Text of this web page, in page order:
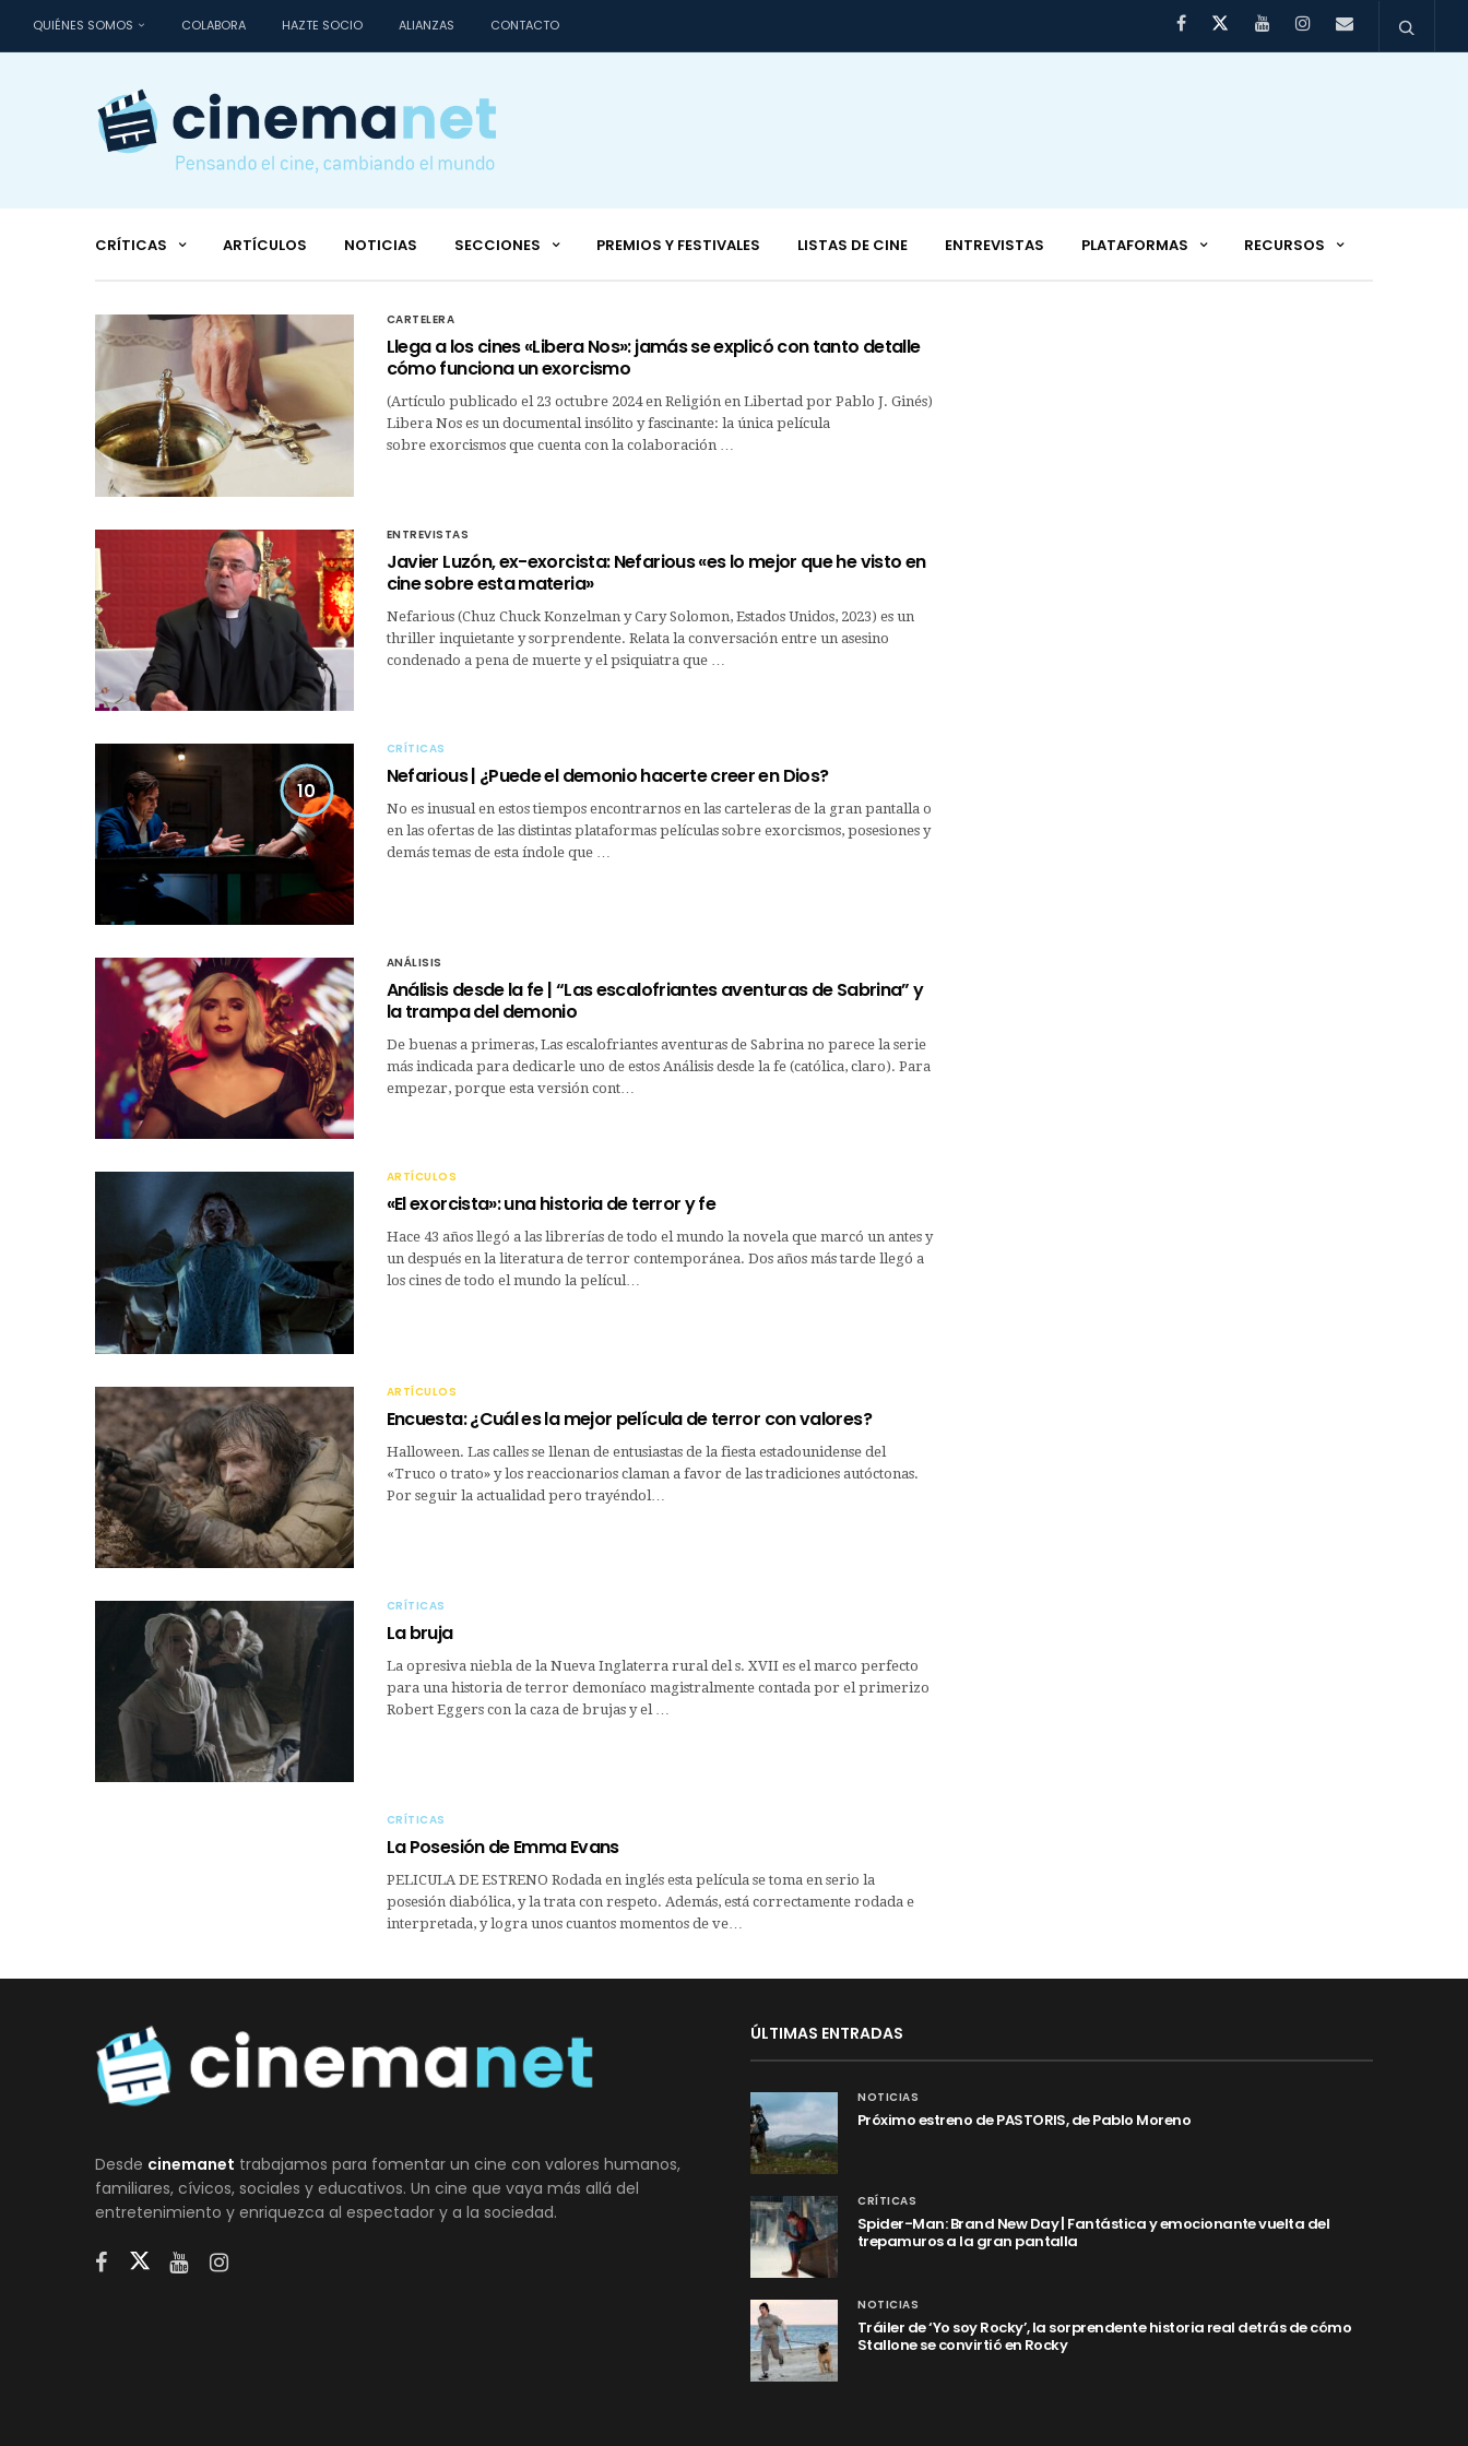
QUIÉNES SOMOS COLABORA HAZTE SOCIO ALIANZAS CONTACTO
CRÍTICAS ARTÍCULOS NOTICIAS SECCIONES PREMIOS Y FESTIVALES LISTAS DE CINE ENTREVISTAS PLATAFORMAS RECURSOS
CARTELERA
Llega a los cines «Libera Nos»: jamás se explicó con tanto detalle
cómo funciona un exorcismo
(Artículo publicado el 23 octubre 2024 en Religión en Libertad por Pablo J. Ginés)
Libera Nos es un documental insólito y fascinante: la única película
sobre exorcismos que cuenta con la colaboración …
ENTREVISTAS
Javier Luzón, ex-exorcista: Nefarious «es lo mejor que he visto en
cine sobre esta materia»
Nefarious (Chuz Chuck Konzelman y Cary Solomon, Estados Unidos, 2023) es un
thriller inquietante y sorprendente. Relata la conversación entre un asesino
condenado a pena de muerte y el psiquiatra que …
10
CRÍTICAS
Nefarious | ¿Puede el demonio hacerte creer en Dios?
No es inusual en estos tiempos encontrarnos en las carteleras de la gran pantalla o
en las ofertas de las distintas plataformas películas sobre exorcismos, posesiones y
demás temas de esta índole que …
ANÁLISIS
Análisis desde la fe | “Las escalofriantes aventuras de Sabrina” y
la trampa del demonio
De buenas a primeras, Las escalofriantes aventuras de Sabrina no parece la serie
más indicada para dedicarle uno de estos Análisis desde la fe (católica, claro). Para
empezar, porque esta versión cont…
ARTÍCULOS
«El exorcista»: una historia de terror y fe
Hace 43 años llegó a las librerías de todo el mundo la novela que marcó un antes y
un después en la literatura de terror contemporánea. Dos años más tarde llegó a
los cines de todo el mundo la películ…
ARTÍCULOS
Encuesta: ¿Cuál es la mejor película de terror con valores?
Halloween. Las calles se llenan de entusiastas de la fiesta estadounidense del
«Truco o trato» y los reaccionarios claman a favor de las tradiciones autóctonas.
Por seguir la actualidad pero trayéndol…
CRÍTICAS
La bruja
La opresiva niebla de la Nueva Inglaterra rural del s. XVII es el marco perfecto
para una historia de terror demoníaco magistralmente contada por el primerizo
Robert Eggers con la caza de brujas y el …
CRÍTICAS
La Posesión de Emma Evans
PELICULA DE ESTRENO Rodada en inglés esta película se toma en serio la
posesión diabólica, y la trata con respeto. Además, está correctamente rodada e
interpretada, y logra unos cuantos momentos de ve…
Desde cinemanet trabajamos para fomentar un cine con valores humanos,
familiares, cívicos, sociales y educativos. Un cine que vaya más allá del
entretenimiento y enriquezca al espectador y a la sociedad.
ÚLTIMAS ENTRADAS
NOTICIAS
Próximo estreno de PASTORIS, de Pablo Moreno
CRÍTICAS
Spider-Man: Brand New Day | Fantástica y emocionante vuelta del
trepamuros a la gran pantalla
NOTICIAS
Tráiler de ‘Yo soy Rocky’, la sorprendente historia real detrás de cómo
Stallone se convirtió en Rocky